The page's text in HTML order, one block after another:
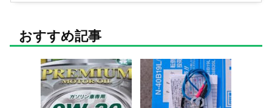
おすすめ記事